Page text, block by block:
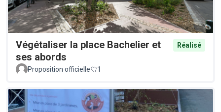
Végétaliser la place Bachelier et
ses abords
Réalisé
Proposition officielle 1